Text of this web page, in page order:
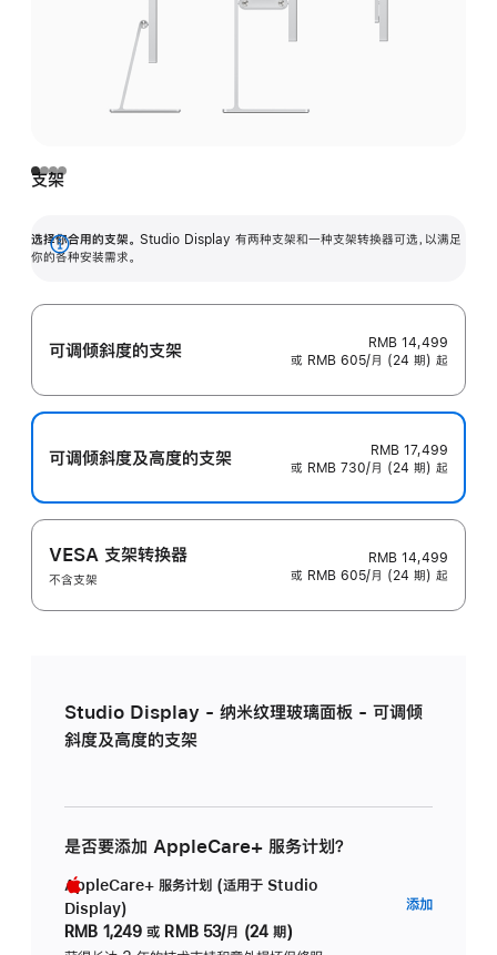
支架
选择你合用的支架。 Studio Display 有两种支架和一种支架转换器可选，以满足
你的各种安装需求。
展
可调倾斜度的支架
RMB 14,499
或 RMB 605/月 (24 期) 起
可调倾斜度及高‍度的支‍架
RMB 17,499
或 RMB 730/月 (24 期) 起
VESA 支架转换器
不含支架
RMB 14,499
或 RMB 605/月 (24 期) 起
Studio Display - 纳米纹理玻璃面板 - 可调倾
斜度及高度的支架
是否要添加 AppleCare+ 服务计划？
AppleCare+ 服务计划 (适用于 Studio
Display)
RMB 1,249 或 RMB 53/月 (24 期)
添加